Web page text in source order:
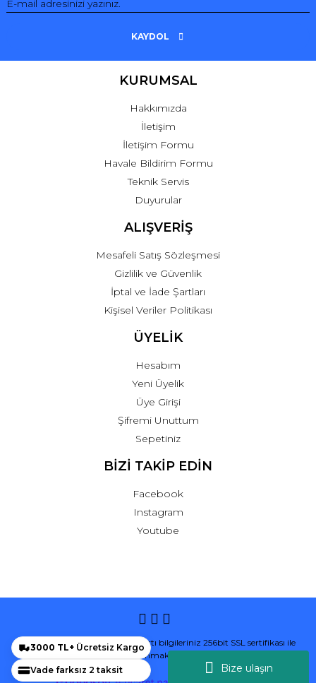
Bize ulaşın
KAYDOL
KURUMSAL
Hakkımızda
İletişim
İletişim Formu
Havale Bildirim Formu
Teknik Servis
Duyurular
ALIŞVERİŞ
Mesafeli Satış Sözleşmesi
Gizlilik ve Güvenlik
İptal ve İade Şartları
Kişisel Veriler Politikası
ÜYELİK
Hesabım
Yeni Üyelik
Üye Girişi
Şifremi Unuttum
Sepetiniz
BİZİ TAKİP EDİN
Facebook
Instagram
Youtube
© Tüm hakları saklıdır. Kredi kartı bilgileriniz 256bit SSL sertifikası ile
korunmaktadır.
3000 TL+ Ücretsiz Kargo
Vade farksız 2 taksit